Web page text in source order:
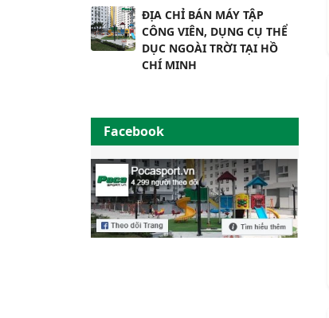
ĐỊA CHỈ BÁN MÁY TẬP
CÔNG VIÊN, DỤNG CỤ THỂ
DỤC NGOÀI TRỜI TẠI HỒ
CHÍ MINH
Facebook